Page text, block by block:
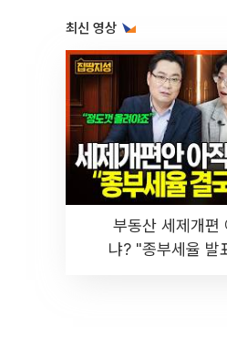
최신 영상
부동산 세제개편
냐? "종부세율 발